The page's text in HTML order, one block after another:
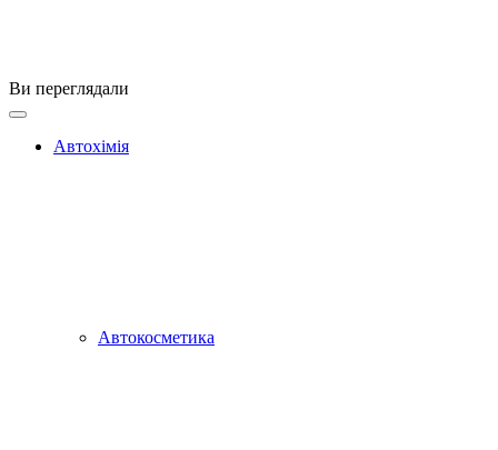
Ви переглядали
Автохімія
Автокосметика